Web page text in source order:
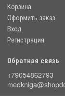
Корзина
Оформить заказ
Вход
Регистрация
Обратная связь
+79054862793